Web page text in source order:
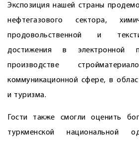
Экспозиция нашей страны
нефтегазового сектора,
продовольственной и
достижения в электронной
производстве
коммуникационной сфере, в
и туризма.
Гости также смогли оценить
туркменской